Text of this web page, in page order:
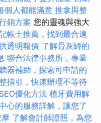
個人都能滿意 推拿與整
銷方案 您的靈魂與強大
帳士推薦，找到最合適
透明報價 了解骨灰罈的
聯合法律事務所，專業
器補助，探索可申請的
指引，快速辦理不等待
優化方法 植牙費用解
心的服務詳解，讓您了
了解會計師證照，為您